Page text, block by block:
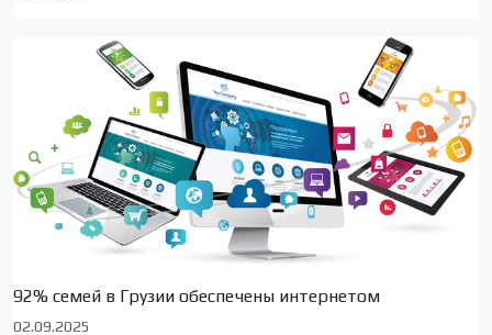
92% семей в Грузии обеспечены интернетом
02.09.2025